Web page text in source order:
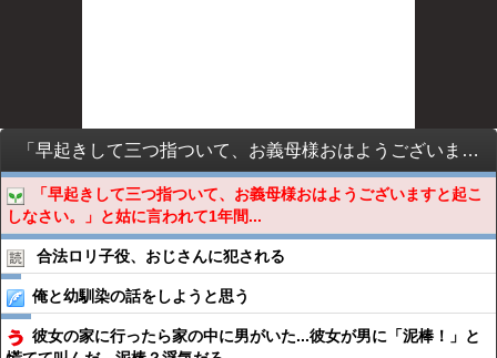
「早起きして三つ指ついて、お義母様おはようございますと起こしなさい。」と姑に言われて1年間続けていたがある日「同じ挨拶で変化が無いわねぇ～」と言われたので…
「早起きして三つ指ついて、お義母様おはようございますと起こ
しなさい。」と姑に言われて1年間...
合法ロリ子役、おじさんに犯される
俺と幼馴染の話をしようと思う
彼女の家に行ったら家の中に男がいた...彼女が男に「泥棒！」と